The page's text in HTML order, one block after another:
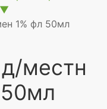
▼
1% фл 50мл
местн